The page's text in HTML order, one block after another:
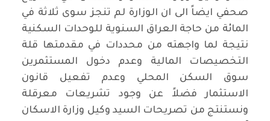
صحفي ايضاً الى ان الوزارة لم تنجز سوى ثلاثة في
المائة من حاجة العراق السنوية للوحدات السكنية
نتيجة لما واجهته من محددات في مقدمتها قلة
التخصيصات المالية وعدم دخول المستثمرين
سوق السكن المحلي وعدم تفعيل قانون
الاستثمار فضلاً عن وجود تشريعات معرقلة
ونستنتج من تصريحات السيد وكيل وزارة الاسكان